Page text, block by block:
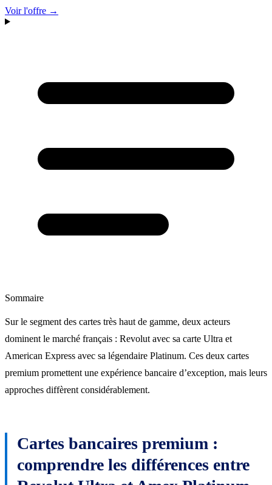
Voir l'offre →
Sommaire
Sur le segment des cartes très haut de gamme, deux acteurs
dominent le marché français : Revolut avec sa carte Ultra et
American Express avec sa légendaire Platinum. Ces deux cartes
premium promettent une expérience bancaire d’exception, mais leurs
approches diffèrent considérablement.
Cartes bancaires premium :
comprendre les différences entre